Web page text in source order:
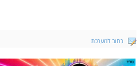
כתוב למערכת